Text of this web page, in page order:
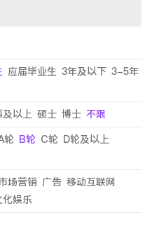
应届毕业生 3年及以下 3-5年
及以上 硕士 博士 不限
轮 B轮 C轮 D轮及以上
场营销 广告 移动互联网
化娱乐